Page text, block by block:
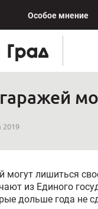
Особое мнение
2019
могут лишиться
из Единого
дольше года не